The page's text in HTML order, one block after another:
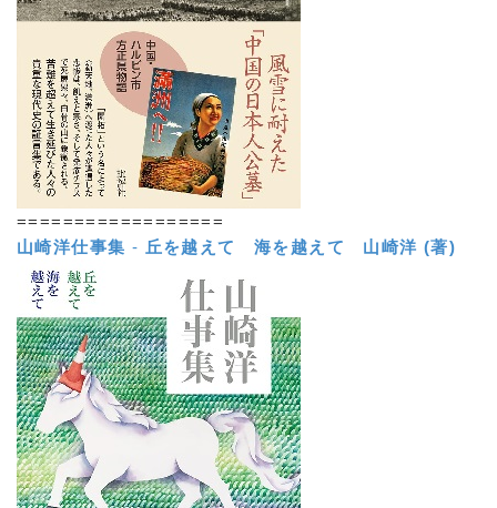
==================
山崎洋仕事集 - 丘を越えて 海を越えて 山崎洋 (著)